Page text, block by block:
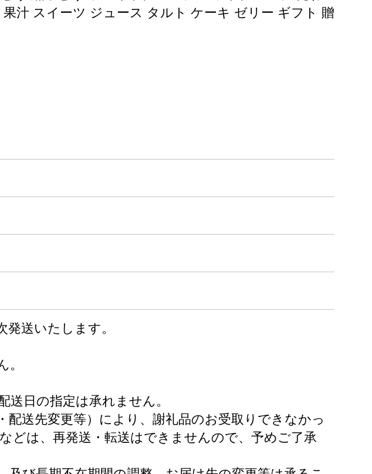
汁 スイーツ ジュース タルト ケーキ ゼリー ギフト 贈
送いたします。
日の指定は承れません。
送先変更等）により、謝礼品のお受取りできなかっ
どは、再発送・転送はできませんので、予めご了承